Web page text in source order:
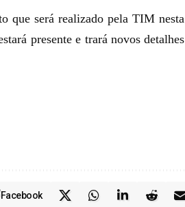
que será realizado pela TIM nesta
presente e trará novos detalhes
Facebook